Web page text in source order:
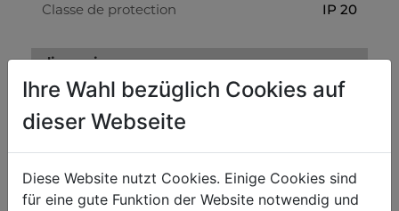
Classe de protection IP 20
dimensions
Dimensions machine mm 768 x 406 x 650
Compresseurs
Pression de travail bar 10
Ihre Wahl bezüglich Cookies auf
dieser Webseite
Diese Website nutzt Cookies. Einige Cookies sind
für eine gute Funktion der Website notwendig und